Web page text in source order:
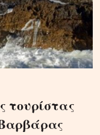
τουρίστας